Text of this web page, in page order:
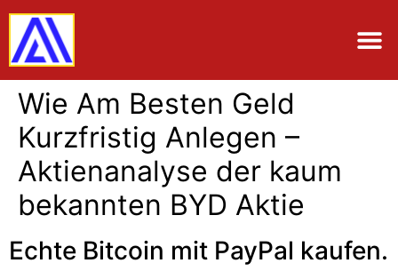
Wie Am Besten Geld
Kurzfristig Anlegen –
Aktienanalyse der kaum
bekannten BYD Aktie
Echte Bitcoin mit PayPal kaufen.